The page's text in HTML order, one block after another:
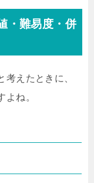
・難易度・併
考えたときに、
よね。